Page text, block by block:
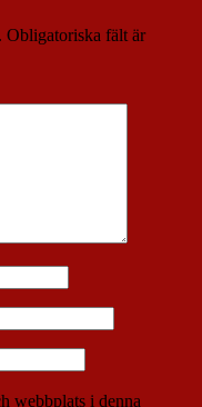
Obligatoriska fält är
webbplats i denna